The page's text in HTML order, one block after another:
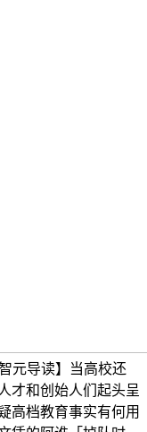
元导读】当高校还
才和创始人们起头呈
高档教育事实有何用